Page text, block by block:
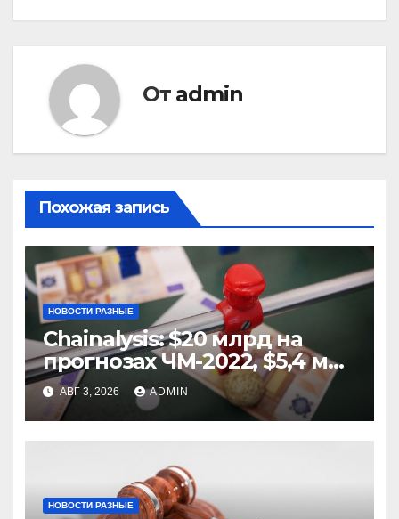
От admin
Похожая запись
НОВОСТИ РАЗНЫЕ
Chainalysis: $20 млрд на
прогнозах ЧМ-2022, $5,4 млн
из них незаконные
АВГ 3, 2026 ADMIN
НОВОСТИ РАЗНЫЕ